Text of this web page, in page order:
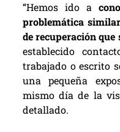
“Hemos ido a
problemática
de recuperación que
establecido
trabajado o escrito
una pequeña
mismo día de la
detallado.